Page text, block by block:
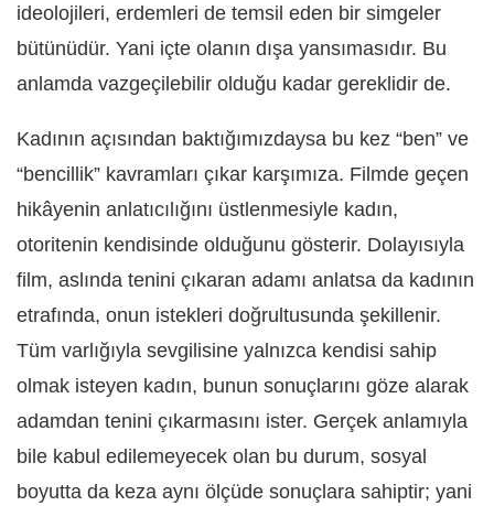
ideolojileri, erdemleri de temsil eden bir simgeler
bütünüdür. Yani içte olanın dışa yansımasıdır. Bu
anlamda vazgeçilebilir olduğu kadar gereklidir de.
Kadının açısından baktığımızdaysa bu kez “ben” ve
“bencillik” kavramları çıkar karşımıza. Filmde geçen
hikâyenin anlatıcılığını üstlenmesiyle kadın,
otoritenin kendisinde olduğunu gösterir. Dolayısıyla
film, aslında tenini çıkaran adamı anlatsa da kadının
etrafında, onun istekleri doğrultusunda şekillenir.
Tüm varlığıyla sevgilisine yalnızca kendisi sahip
olmak isteyen kadın, bunun sonuçlarını göze alarak
adamdan tenini çıkarmasını ister. Gerçek anlamıyla
bile kabul edilemeyecek olan bu durum, sosyal
boyutta da keza aynı ölçüde sonuçlara sahiptir; yani